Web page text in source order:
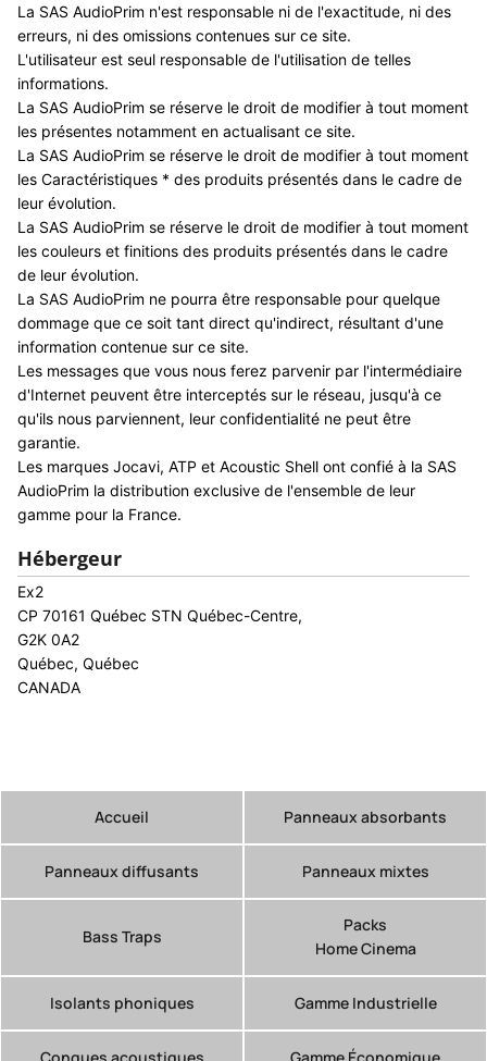
La SAS AudioPrim n'est responsable ni de l'exactitude, ni des
erreurs, ni des omissions contenues sur ce site.
L'utilisateur est seul responsable de l'utilisation de telles
informations.
La SAS AudioPrim se réserve le droit de modifier à tout moment
les présentes notamment en actualisant ce site.
La SAS AudioPrim se réserve le droit de modifier à tout moment
les Caractéristiques * des produits présentés dans le cadre de
leur évolution.
La SAS AudioPrim se réserve le droit de modifier à tout moment
les couleurs et finitions des produits présentés dans le cadre
de leur évolution.
La SAS AudioPrim ne pourra être responsable pour quelque
dommage que ce soit tant direct qu'indirect, résultant d'une
information contenue sur ce site.
Les messages que vous nous ferez parvenir par l'intermédiaire
d'Internet peuvent être interceptés sur le réseau, jusqu'à ce
qu'ils nous parviennent, leur confidentialité ne peut être
garantie.
Les marques Jocavi, ATP et Acoustic Shell ont confié à la SAS
AudioPrim la distribution exclusive de l'ensemble de leur
gamme pour la France.
Hébergeur
Ex2
CP 70161 Québec STN Québec-Centre,
G2K 0A2
Québec, Québec
CANADA
Accueil Panneaux absorbants
Panneaux diffusants Panneaux mixtes
Bass Traps
Packs
Home Cinema
Isolants phoniques Gamme Industrielle
Conques acoustiques Gamme Économique